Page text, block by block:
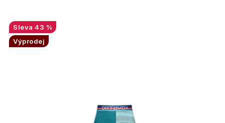
OBLEČENÍ
43 %
Výprodej